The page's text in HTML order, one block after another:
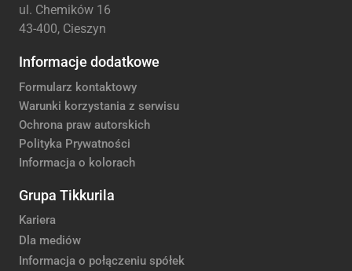
ul. Chemików 16
43-400, Cieszyn
Informacje dodatkowe
Formularz kontaktowy
Warunki korzystania z serwisu
Ochrona praw autorskich
Polityka Prywatności
Informacja o kolorach
Grupa Tikkurila
Kariera
Dla mediów
Informacja o połączeniu spółek